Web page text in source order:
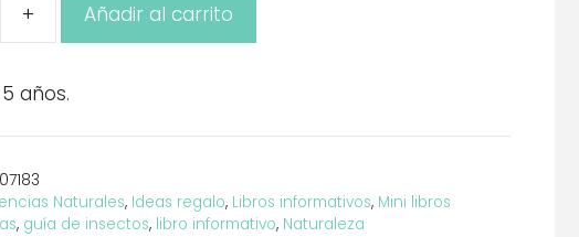
+ Añadir al carrito
5 años.
Naturales, Ideas regalo, Libros informativos, Mini libros
, guía de insectos, libro informativo, Naturaleza